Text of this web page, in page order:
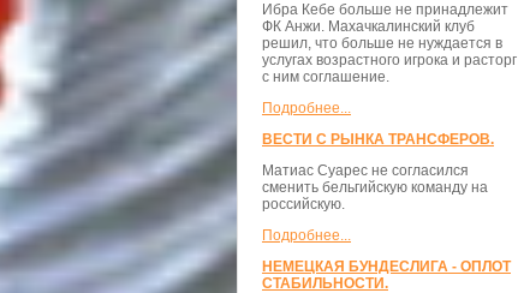
Ибра Кебе больше не принадлежит
ФК Анжи. Махачкалинский клуб
решил, что больше не нуждается в
услугах возрастного игрока и расторг
с ним соглашение.
Подробнее...
ВЕСТИ С РЫНКА ТРАНСФЕРОВ.
Матиас Суарес не согласился
сменить бельгийскую команду на
российскую.
Подробнее...
НЕМЕЦКАЯ БУНДЕСЛИГА - ОПЛОТ
СТАБИЛЬНОСТИ.